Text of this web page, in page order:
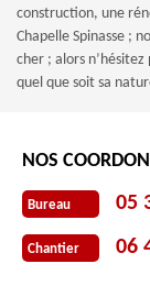
construction, une
Chapelle Spinasse ;
cher ; alors
quel que soit sa
NOS
Bureau 05
Chantier 06